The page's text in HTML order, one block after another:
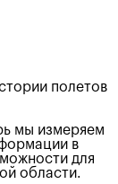
полетов
мы измеряем
в
для
области.